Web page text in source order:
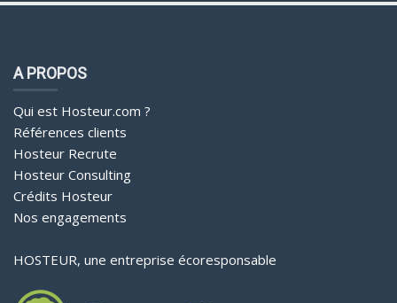
A PROPOS
Qui est Hosteur.com ?
Références clients
Hosteur Recrute
Hosteur Consulting
Crédits Hosteur
Nos engagements
HOSTEUR, une entreprise écoresponsable